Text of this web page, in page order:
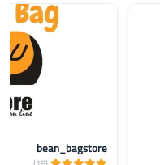
bean_bagstore